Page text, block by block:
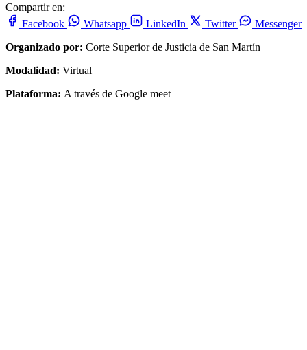
Compartir en:
Facebook
Whatsapp LinkedIn Twitter
Messenger
Organizado por: Corte Superior de Justicia de San Martín
Modalidad: Virtual
Plataforma: A través de Google meet